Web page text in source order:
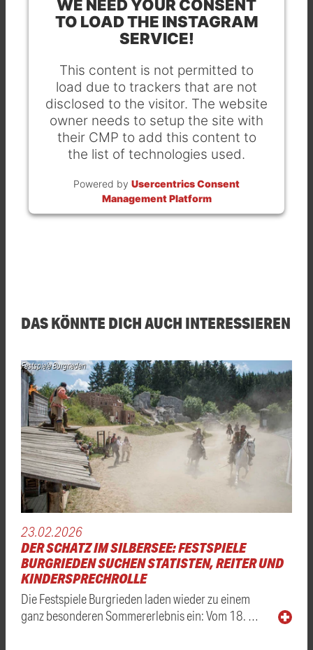
WE NEED YOUR CONSENT
TO LOAD THE INSTAGRAM
SERVICE!
This content is not permitted to
load due to trackers that are not
disclosed to the visitor. The website
owner needs to setup the site with
their CMP to add this content to
the list of technologies used.
Powered by Usercentrics Consent
Management Platform
DAS KÖNNTE DICH AUCH INTERESSIEREN
Festspiele Burgrieden
23.02.2026
DER SCHATZ IM SILBERSEE: FESTSPIELE
BURGRIEDEN SUCHEN STATISTEN, REITER UND
KINDERSPRECHROLLE
Die Festspiele Burgrieden laden wieder zu einem
ganz besonderen Sommererlebnis ein: Vom 18. …